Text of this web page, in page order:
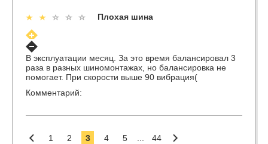
Плохая шина
В эксплуатации месяц. За это время балансировал 3
раза в разных шиномонтажах, но балансировка не
помогает. При скорости выше 90 вибрация(
Комментарий:
1 2 3 4 5 ... 44